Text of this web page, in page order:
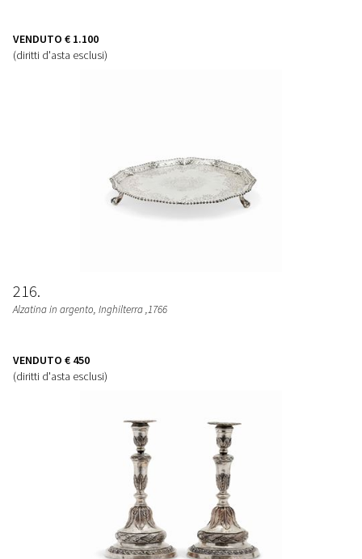
VENDUTO € 1.100
(diritti d'asta esclusi)
216
Alzatina in argento, Inghilterra ,1766
VENDUTO € 450
(diritti d'asta esclusi)